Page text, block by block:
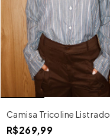
Camisa Tricoline Listrado
R$269,99